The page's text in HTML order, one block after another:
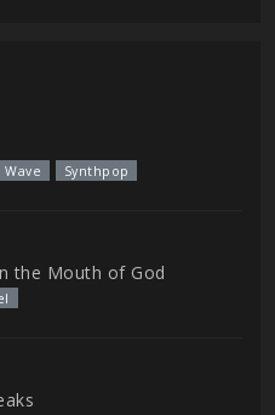
Wave Synthpop
the Mouth of God